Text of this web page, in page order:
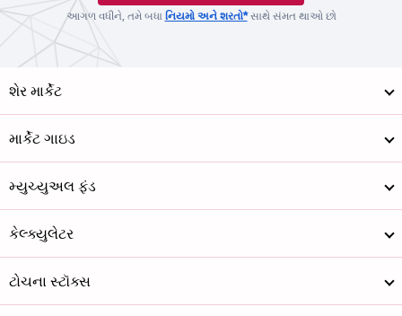
આગળ વધીને, તમે બધા નિયમો અને શરતો*સાથે સંમત થાઓ છો
શેર માર્કેટ
માર્કેટ ગાઇડ
મ્યુચ્યુઅલ ફંડ
કેલ્ક્યુલેટર
ટોચના સ્ટૉક્સ